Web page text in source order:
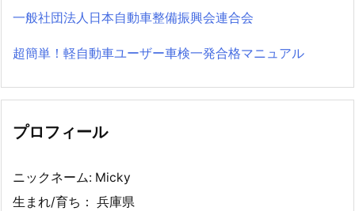
一般社団法人日本自動車整備振興会連合会
超簡単！軽自動車ユーザー車検一発合格マニュアル
プロフィール
ニックネーム: Micky
生まれ/育ち： 兵庫県